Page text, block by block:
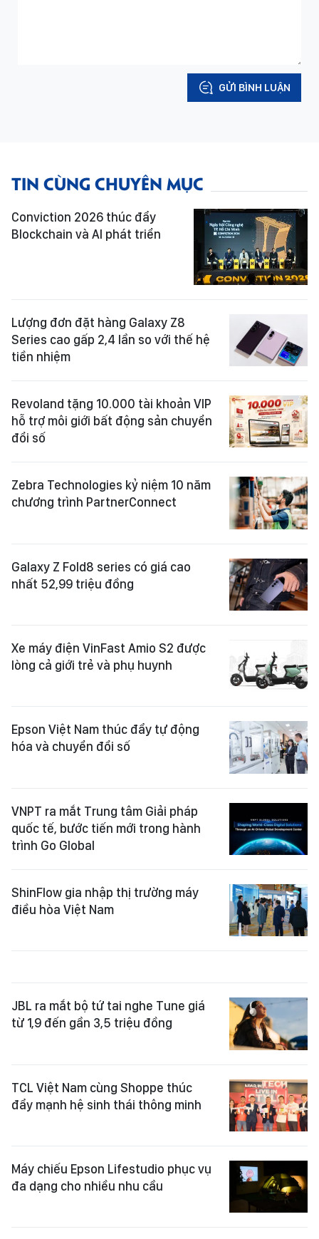
GỬI BÌNH LUẬN
TIN CÙNG CHUYÊN MỤC
Conviction 2026 thúc đẩy
Blockchain và AI phát triển
Lượng đơn đặt hàng Galaxy Z8
Series cao gấp 2,4 lần so với thế hệ
tiền nhiệm
Revoland tặng 10.000 tài khoản VIP
hỗ trợ môi giới bất động sản chuyển
đổi số
Zebra Technologies kỷ niệm 10 năm
chương trình PartnerConnect
Galaxy Z Fold8 series có giá cao
nhất 52,99 triệu đồng
Xe máy điện VinFast Amio S2 được
lòng cả giới trẻ và phụ huynh
Epson Việt Nam thúc đẩy tự động
hóa và chuyển đổi số
VNPT ra mắt Trung tâm Giải pháp
quốc tế, bước tiến mới trong hành
trình Go Global
ShinFlow gia nhập thị trường máy
điều hòa Việt Nam
JBL ra mắt bộ tứ tai nghe Tune giá
từ 1,9 đến gần 3,5 triệu đồng
TCL Việt Nam cùng Shoppe thúc
đẩy mạnh hệ sinh thái thông minh
Máy chiếu Epson Lifestudio phục vụ
đa dạng cho nhiều nhu cầu